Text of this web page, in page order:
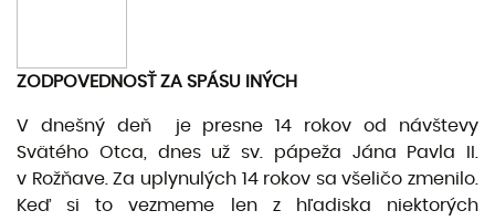
ZODPOVEDNOSŤ ZA SPÁSU INÝCH
V dnešný deň je presne 14 rokov od návštevy
Svätého Otca, dnes už sv. pápeža Jána Pavla II.
v Rožňave. Za uplynulých 14 rokov sa všeličo zmenilo.
Keď si to vezmeme len z hľadiska niektorých